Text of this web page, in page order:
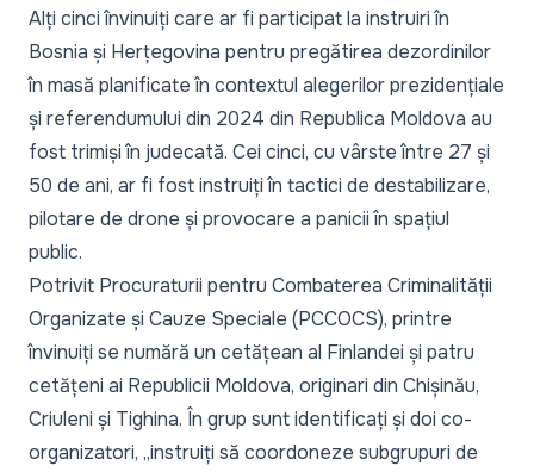
Alți cinci învinuiți care ar fi participat la instruiri în
Bosnia și Herțegovina pentru pregătirea dezordinilor
în masă planificate în contextul alegerilor prezidențiale
și referendumului din 2024 din Republica Moldova au
fost trimiși în judecată. Cei cinci, cu vârste între 27 și
50 de ani, ar fi fost instruiți în tactici de destabilizare,
pilotare de drone și provocare a panicii în spațiul
public.
Potrivit Procuraturii pentru Combaterea Criminalității
Organizate și Cauze Speciale (PCCOCS), printre
învinuiți se numără un cetățean al Finlandei și patru
cetățeni ai Republicii Moldova, originari din Chișinău,
Criuleni și Tighina. În grup sunt identificați și doi co-
organizatori, „instruiți să coordoneze subgrupuri de